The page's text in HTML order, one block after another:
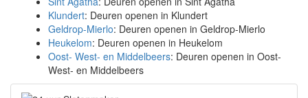
Klundert: Deuren openen in Klundert
Geldrop-Mierlo: Deuren openen in Geldrop-Mierlo
Heukelom: Deuren openen in Heukelom
Oost- West- en Middelbeers: Deuren openen in Oost-
West- en Middelbeers